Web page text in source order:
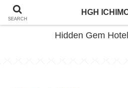
HimeTsuru
Hidden Gem
SEARCH
HGH